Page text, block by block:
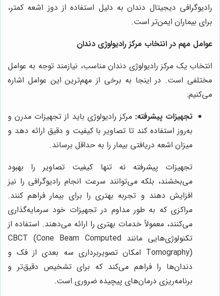
رادیوگرافی دیجیتال دندان به دلیل استفاده از دوز اشعه کمتر،
برای بیماران ایمن‌تر است.
عوامل مهم در انتخاب مرکز رادیولوژی دندان
انتخاب یک مرکز رادیولوژی دندان مناسب، نیازمند توجه به عوامل
مختلفی است. در اینجا به برخی از مهم‌ترین این عوامل اشاره
می‌کنیم:
تجهیزات پیشرفته: مرکز رادیولوژی باید از تجهیزات مدرن و
به‌روز استفاده کند تا تصاویر با کیفیت و دقیق ارائه دهد و
میزان اشعه دریافتی بیمار را به حداقل برساند.
تجهیزات پیشرفته نه تنها کیفیت تصاویر را بهبود
می‌بخشند، بلکه می‌توانند سرعت انجام رادیوگرافی را نیز
افزایش دهند و تجربه بهتری را برای بیمار فراهم کنند.
مراکزی که به طور مداوم در تجهیزات خود سرمایه‌گذاری
می‌کنند، معمولاً خدمات بهتری را ارائه می‌دهند. استفاده از
تکنولوژی‌هایی مانند CBCT (Cone Beam Computed
Tomography) امکان تصویربرداری سه بعدی از فک و
دندان‌ها را فراهم می‌کند که برای تشخیص دقیق‌تر و
برنامه‌ریزی درمان‌های پیچیده ضروری است.